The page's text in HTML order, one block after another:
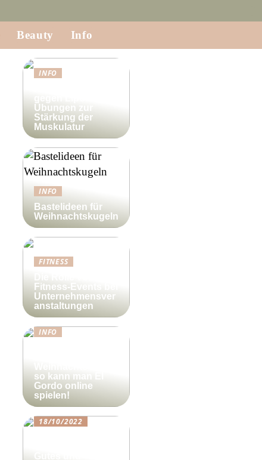
Beauty Info
INFO
Übungen zur
Stärkung der
Muskulatur
INFO
Bastelideen für
Weihnachtskugeln
FITNESS
Fitness-Events bei
Unternehmensver
anstaltungen
INFO
so kann man El
Gordo online
spielen!
18/10/2022